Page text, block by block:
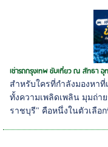
เช่ารถกรุงเทพ ขับเที่ยว ณ สัทธา อุ
สำหรับใครที่กำลังมองหาที่
ทั้งความเพลิดเพลิน มุมถ่า
ราชบุรี" คือหนึ่งในตัวเลือ